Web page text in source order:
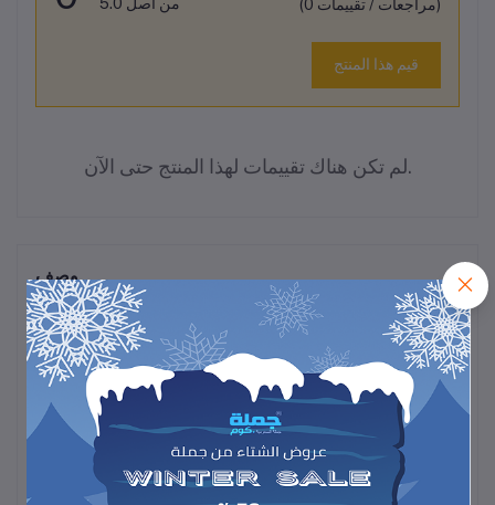
(0 مراجعات / تقييمات)
قيم هذا المنتج
لم تكن هناك تقييمات لهذا المنتج حتى الآن.
وصف
ملعقة قياس رقمية دقيقة، سهلة الاستخدام، تقيس المكونات بدقة عالية،
مثالية للطهي والخبز لضمان نتائج مثالية في كل مرة.